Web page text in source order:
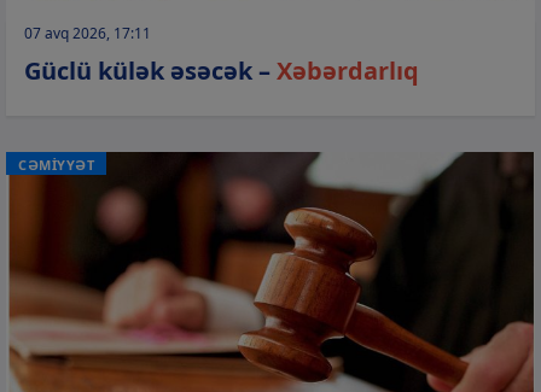
07 avq 2026, 17:11
Güclü külək əsəcək –Xəbərdarlıq
CƏMİYYƏT